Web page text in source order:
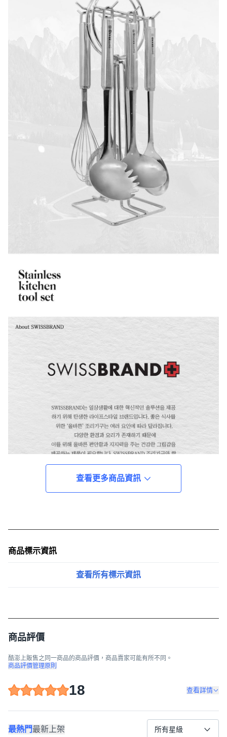
查看更多商品資訊
商品標示資訊
查看所有標示資訊
商品評價
酷澎上販售之同一商品的商品評價，商品賣家可能有所不同。
商品評價管理原則
18 查看詳情
最熱門最新上架 所有星級